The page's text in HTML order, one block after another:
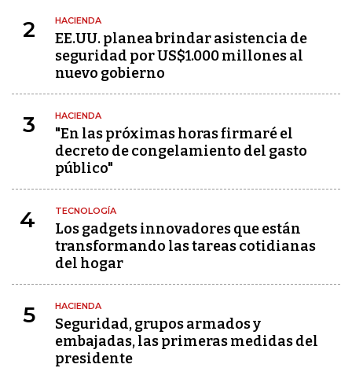
2 HACIENDA
EE.UU. planea brindar asistencia de
seguridad por US$1.000 millones al
nuevo gobierno
3 HACIENDA
"En las próximas horas firmaré el
decreto de congelamiento del gasto
público"
4 TECNOLOGÍA
Los gadgets innovadores que están
transformando las tareas cotidianas
del hogar
5 HACIENDA
Seguridad, grupos armados y
embajadas, las primeras medidas del
presidente